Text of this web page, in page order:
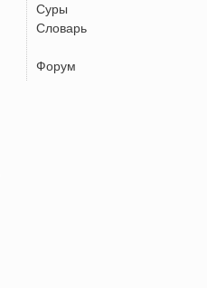
Суры
Словарь
Форум